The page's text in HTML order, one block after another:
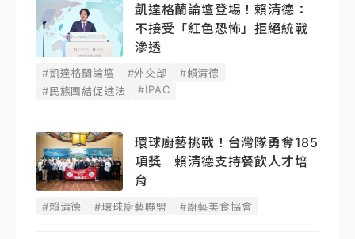
凱達格蘭論壇登場！賴清德：
不接受「紅色恐怖」拒絕統戰
滲透
#凱達格蘭論壇 #外交部
#賴清德
#民族團結促進法
#IPAC
環球廚藝挑戰！台灣隊勇奪185
項獎 賴清德支持餐飲人才培
育
#賴清德 #環球廚藝聯盟 #廚藝美食協會